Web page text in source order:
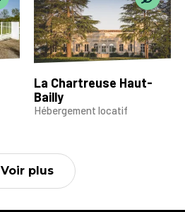
La Chartreuse Haut-
Bailly
Hébergement locatif
Voir plus